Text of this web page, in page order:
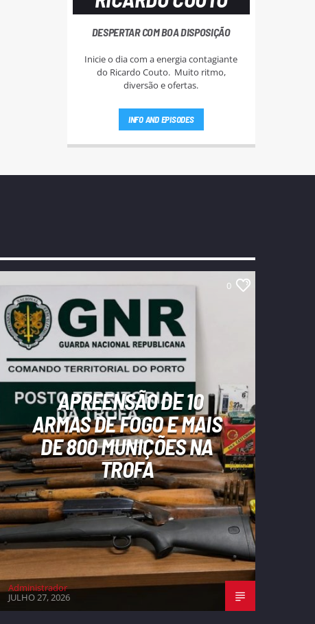
DESPERTAR COM BOA DISPOSIÇÃO
Inicie o dia com a energia contagiante
do Ricardo Couto. Muito ritmo,
diversão e ofertas.
INFO AND EPISODES
0
APREENSÃO DE 10
ARMAS DE FOGO E MAIS
DE 800 MUNIÇÕES NA
TROFA
Administrador
JULHO 27, 2026